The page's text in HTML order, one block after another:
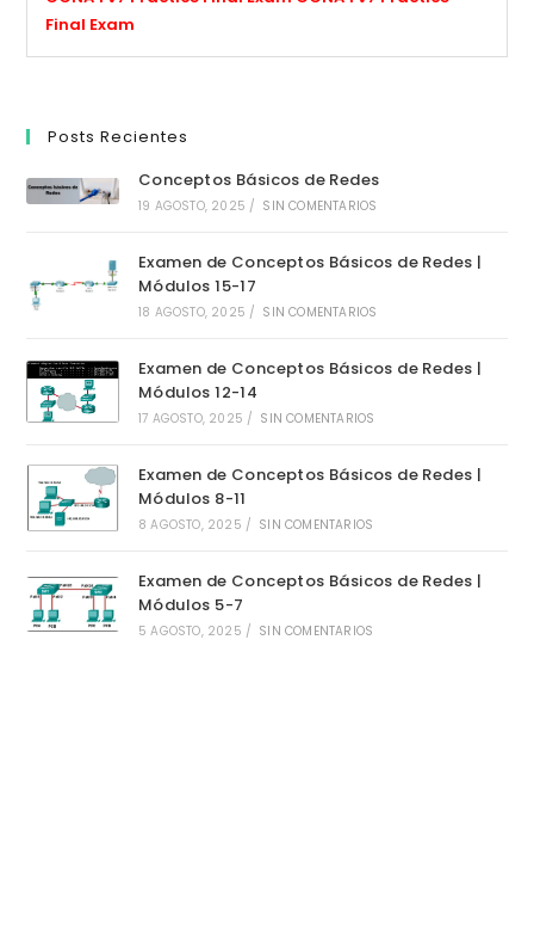
Final Exam
Posts Recientes
Conceptos Básicos de Redes
19 AGOSTO, 2025 / SIN COMENTARIOS
Examen de Conceptos Básicos de Redes |
Módulos 15-17
18 AGOSTO, 2025 / SIN COMENTARIOS
Examen de Conceptos Básicos de Redes |
Módulos 12-14
17 AGOSTO, 2025 / SIN COMENTARIOS
Examen de Conceptos Básicos de Redes |
Módulos 8-11
8 AGOSTO, 2025 / SIN COMENTARIOS
Examen de Conceptos Básicos de Redes |
Módulos 5-7
5 AGOSTO, 2025 / SIN COMENTARIOS